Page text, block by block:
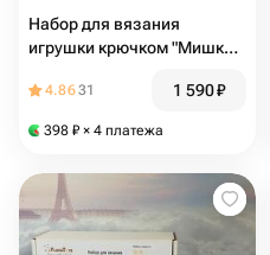
Набор для вязания
игрушки крючком "Мишка с
4.8631 1 590₽
398 ₽ × 4 платежа